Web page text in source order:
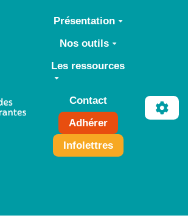
principal
Présentation
Nos outils
Les ressources
Contact
Adhérer
Infolettres